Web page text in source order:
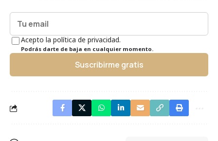
Acepto la política de privacidad.
Podrás darte de baja en cualquier momento.
Suscribirme gratis